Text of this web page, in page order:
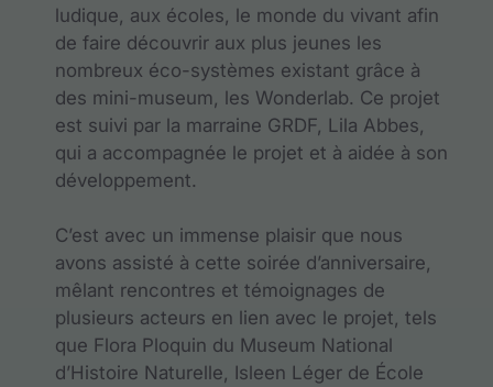
ludique, aux écoles, le monde du vivant afin
de faire découvrir aux plus jeunes les
nombreux éco-systèmes existant grâce à
des mini-museum, les Wonderlab. Ce projet
est suivi par la marraine GRDF, Lila Abbes,
qui a accompagnée le projet et à aidée à son
développement.
C’est avec un immense plaisir que nous
avons assisté à cette soirée d’anniversaire,
mêlant rencontres et témoignages de
plusieurs acteurs en lien avec le projet, tels
que Flora Ploquin du Museum National
d’Histoire Naturelle, Isleen Léger de École